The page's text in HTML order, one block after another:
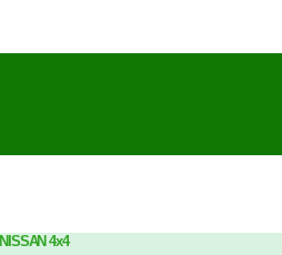
NISSAN 4x4